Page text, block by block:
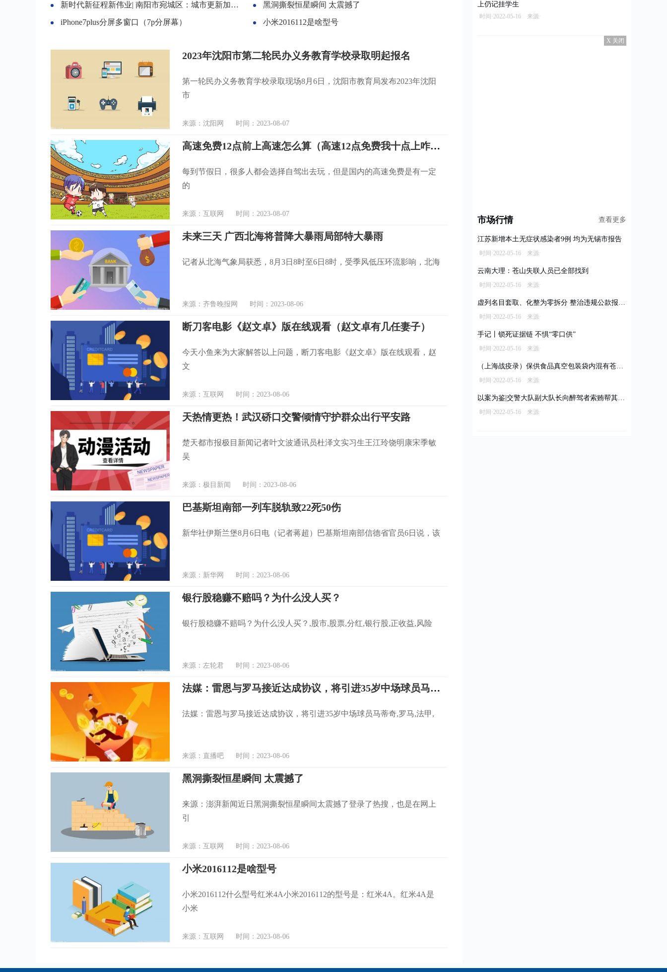
新时代新征程新伟业| 南阳市宛城区：城市更新加速度
iPhone7plus分屏多窗口（7p分屏幕）
黑洞撕裂恒星瞬间 太震撼了
小米2016112是啥型号
2023年沈阳市第二轮民办义务教育学校录取明起报名
第一轮民办义务教育学校录取现场8月6日，沈阳市教育局发布2023年沈阳
市
来源：沈阳网 时间：2023-08-07
高速免费12点前上高速怎么算（高速12点免费我十点上咋收费）
每到节假日，很多人都会选择自驾出去玩，但是国内的高速免费是有一定
的
来源：互联网 时间：2023-08-07
未来三天 广西北海将普降大暴雨局部特大暴雨
记者从北海气象局获悉，8月3日8时至6日8时，受季风低压环流影响，北海
来源：齐鲁晚报网 时间：2023-08-06
断刀客电影《赵文卓》版在线观看（赵文卓有几任妻子）
今天小鱼来为大家解答以上问题，断刀客电影《赵文卓》版在线观看，赵
文
来源：互联网 时间：2023-08-06
天热情更热！武汉硚口交警倾情守护群众出行平安路
楚天都市报极目新闻记者叶文波通讯员杜泽文实习生王江玲饶明康宋季敏
吴
来源：极目新闻 时间：2023-08-06
巴基斯坦南部一列车脱轨致22死50伤
新华社伊斯兰堡8月6日电（记者蒋超）巴基斯坦南部信德省官员6日说，该
来源：新华网 时间：2023-08-06
银行股稳赚不赔吗？为什么没人买？
银行股稳赚不赔吗？为什么没人买？,股市,股票,分红,银行股,正收益,风险
来源：左轮君 时间：2023-08-06
法媒：雷恩与罗马接近达成协议，将引进35岁中场球员马蒂奇
法媒：雷恩与罗马接近达成协议，将引进35岁中场球员马蒂奇,罗马,法甲,
来源：直播吧 时间：2023-08-06
黑洞撕裂恒星瞬间 太震撼了
来源：澎湃新闻近日黑洞撕裂恒星瞬间太震撼了登录了热搜，也是在网上
引
来源：互联网 时间：2023-08-06
小米2016112是啥型号
小米2016112什么型号红米4A小米2016112的型号是：红米4A。红米4A是
小米
来源：互联网 时间：2023-08-06
上仍记挂学生
时间·2022-05-16 来源·
X 关闭
市场行情 查看更多
江苏新增本土无症状感染者9例 均为无锡市报告
时间·2022-05-16 来源·
云南大理：苍山失联人员已全部找到
时间·2022-05-16 来源·
虚列名目套取、化整为零拆分 整治违规公款报销乱象
时间·2022-05-16 来源·
手记丨锁死证据链 不惧“零口供”
时间·2022-05-16 来源·
（上海战疫录）保供食品真空包装袋内混有苍蝇 经销商被立案调查拟罚款10万元
时间·2022-05-16 来源·
以案为鉴|交警大队副大队长向醉驾者索贿帮其脱罪
时间·2022-05-16 来源·